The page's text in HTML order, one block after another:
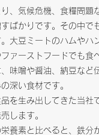
、気候危機、食糧問題
ばかりです。その中で
大豆ミートのハムやハ
ァーストフードでも食
味噌や醤油、納豆など
深い食材です。
を生み出してきた当社
します。
養素と比べると、鉄分